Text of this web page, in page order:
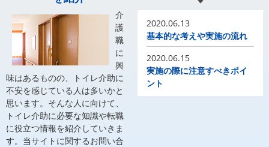
介
護
職
に
興
味はあるものの、トイレ介助に
不安を感じている人は多いかと
思います。そんな人に向けて、
トイレ介助に必要な知識や転職
に役立つ情報を紹介していきま
す。当サイトに関するお問い合
2020.06.13
基本的な考えや実施の流れ
2020.06.15
実施の際に注意すべきポイ
ント